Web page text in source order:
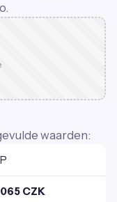
waarden:
CZK